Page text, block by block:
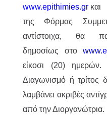
www.epithimies.gr και
της Φόρμας
αντίστοιχα, θα
δημοσίως στο
είκοσι (20)
Διαγωνισμό ή τρίτος
λαμβάνει ακριβές
από την Διοργανώτρια.